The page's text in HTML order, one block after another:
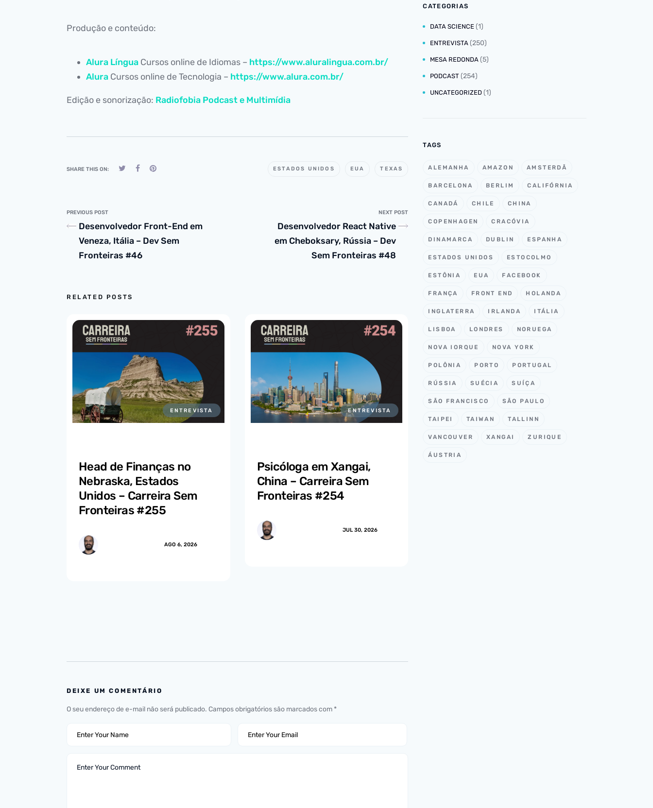
Produção e conteúdo:
Alura Língua Cursos online de Idiomas – https://www.aluralingua.com.br/
Alura Cursos online de Tecnologia – https://www.alura.com.br/
Edição e sonorização: Radiofobia Podcast e Multimídia
SHARE THIS ON: ESTADOS UNIDOS EUA TEXAS
PREVIOUS POST
Desenvolvedor Front-End em
Veneza, Itália – Dev Sem
Fronteiras #46
NEXT POST
Desenvolvedor React Native
em Cheboksary, Rússia – Dev
Sem Fronteiras #48
RELATED POSTS
ENTREVISTA
Head de Finanças no
Nebraska, Estados
Unidos – Carreira Sem
Fronteiras #255
AGO 6, 2026
ENTREVISTA
Psicóloga em Xangai,
China – Carreira Sem
Fronteiras #254
JUL 30, 2026
DEIXE UM COMENTÁRIO
O seu endereço de e-mail não será publicado. Campos obrigatórios são marcados com *
CATEGORIAS
DATA SCIENCE (1)
ENTREVISTA (250)
MESA REDONDA (5)
PODCAST (254)
UNCATEGORIZED (1)
TAGS
ALEMANHA AMAZON AMSTERDÃ
BARCELONA BERLIM CALIFÓRNIA
CANADÁ CHILE CHINA
COPENHAGEN CRACÓVIA
DINAMARCA DUBLIN ESPANHA
ESTADOS UNIDOS ESTOCOLMO
ESTÔNIA EUA FACEBOOK
FRANÇA FRONT END HOLANDA
INGLATERRA IRLANDA ITÁLIA
LISBOA LONDRES NORUEGA
NOVA IORQUE NOVA YORK
POLÔNIA PORTO PORTUGAL
RÚSSIA SUÉCIA SUÍÇA
SÃO FRANCISCO SÃO PAULO
TAIPEI TAIWAN TALLINN
VANCOUVER XANGAI ZURIQUE
ÁUSTRIA